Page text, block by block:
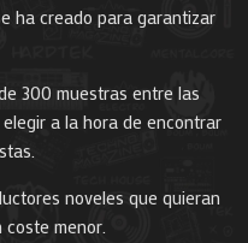
ha creado para garantizar
300 muestras entre las
a la hora de encontrar
noveles que quieran
menor.